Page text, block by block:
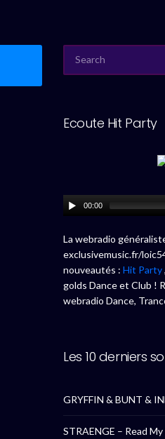
FOR:
Ecoute Hit Party
00:00
La webradio
exclusivemusic.fr/
nouveautés : Hit Party
golds Dance et Club !
webradio Dance,
Les 10 derniers
GRYFFIN & BUNT &
STRAENGE – Read